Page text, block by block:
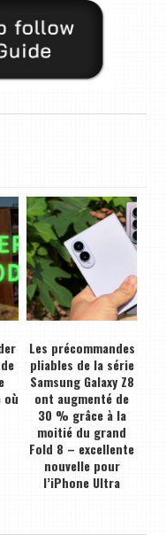
où
Les précommandes
pliables de la série
Samsung Galaxy Z8
ont augmenté de
30 % grâce à la
moitié du grand
Fold 8 – excellente
nouvelle pour
l’iPhone Ultra